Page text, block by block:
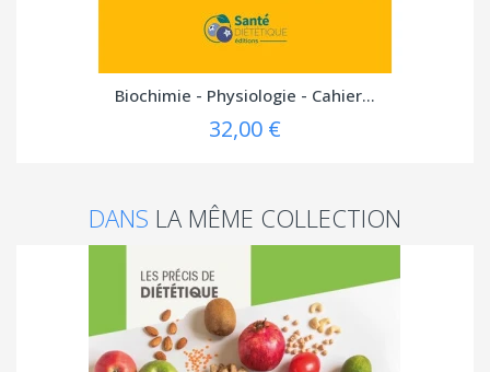
Biochimie - Physiologie - Cahier...
32,00 €
DANS LA MÊME COLLECTION